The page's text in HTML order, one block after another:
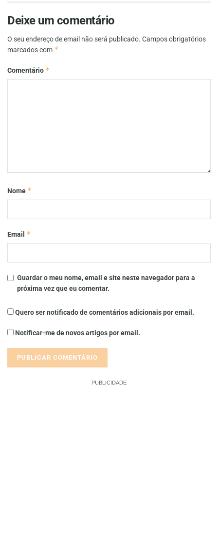
Deixe um comentário
O seu endereço de email não será publicado. Campos obrigatórios
marcados com *
Comentário *
Nome *
Email *
Guardar o meu nome, email e site neste navegador para a
próxima vez que eu comentar.
Quero ser notificado de comentários adicionais por email.
Notificar-me de novos artigos por email.
PUBLICIDADE